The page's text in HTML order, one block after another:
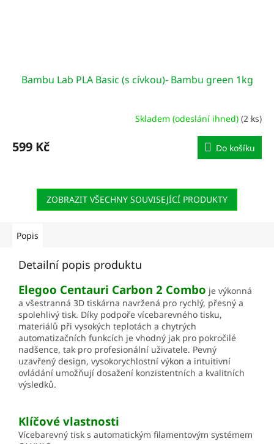
Bambu Lab PLA Basic (s cívkou)- Bambu green 1kg
Skladem (odeslání ihned) (2 ks)
599 Kč Do košíku
ZOBRAZIT VŠECHNY SOUVISEJÍCÍ PRODUKTY
Popis
Detailní popis produktu
Elegoo Centauri Carbon 2 Combo je výkonná
a všestranná 3D tiskárna navržená pro rychlý, přesný a
spolehlivý tisk. Díky podpoře vícebarevného tisku,
materiálů při vysokých teplotách a chytrých
automatizačních funkcích je vhodný jak pro pokročilé
nadšence, tak pro profesionální uživatele. Pevný
uzavřený design, vysokorychlostní výkon a intuitivní
ovládání umožňují dosažení konzistentních a kvalitních
výsledků.
Klíčové vlastnosti
Vícebarevný tisk s automatickým filamentovým systémem